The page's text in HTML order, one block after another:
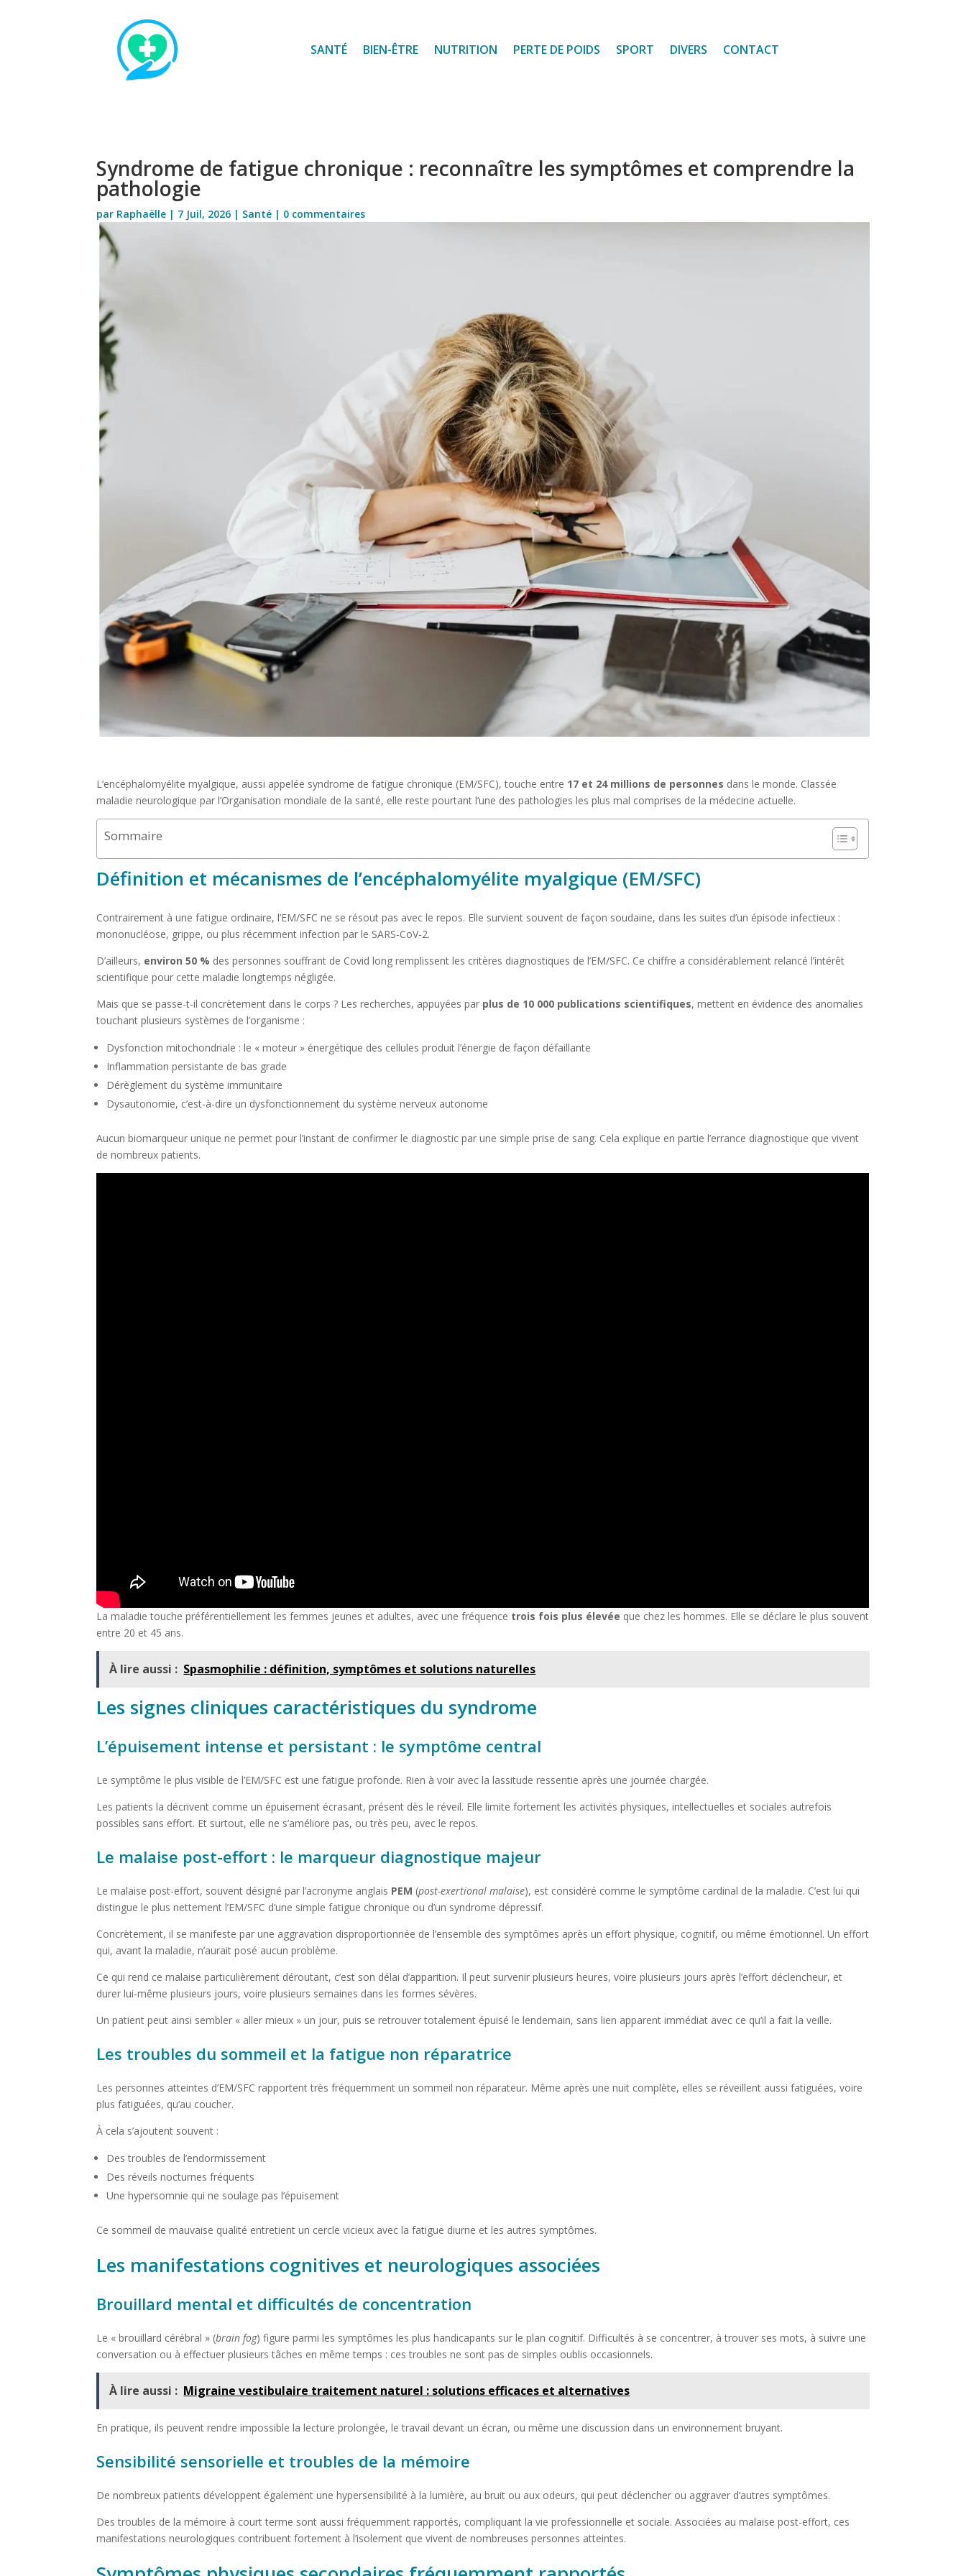
SANTÉ BIEN-ÊTRE NUTRITION PERTE DE POIDS SPORT DIVERS CONTACT
Syndrome de fatigue chronique : reconnaître les symptômes et comprendre la
pathologie
par Raphaëlle | 7 Juil, 2026 | Santé | 0 commentaires
L’encéphalomyélite myalgique, aussi appelée syndrome de fatigue chronique (EM/SFC), touche entre 17 et 24 millions de personnes dans le monde. Classée
maladie neurologique par l’Organisation mondiale de la santé, elle reste pourtant l’une des pathologies les plus mal comprises de la médecine actuelle.
Sommaire
Définition et mécanismes de l’encéphalomyélite myalgique (EM/SFC)
Contrairement à une fatigue ordinaire, l’EM/SFC ne se résout pas avec le repos. Elle survient souvent de façon soudaine, dans les suites d’un épisode infectieux :
mononucléose, grippe, ou plus récemment infection par le SARS-CoV-2.
D’ailleurs, environ 50 % des personnes souffrant de Covid long remplissent les critères diagnostiques de l’EM/SFC. Ce chiffre a considérablement relancé l’intérêt
scientifique pour cette maladie longtemps négligée.
Mais que se passe-t-il concrètement dans le corps ? Les recherches, appuyées par plus de 10 000 publications scientifiques, mettent en évidence des anomalies
touchant plusieurs systèmes de l’organisme :
Dysfonction mitochondriale : le « moteur » énergétique des cellules produit l’énergie de façon défaillante
Inflammation persistante de bas grade
Dérèglement du système immunitaire
Dysautonomie, c’est-à-dire un dysfonctionnement du système nerveux autonome
Aucun biomarqueur unique ne permet pour l’instant de confirmer le diagnostic par une simple prise de sang. Cela explique en partie l’errance diagnostique que vivent
de nombreux patients.
La maladie touche préférentiellement les femmes jeunes et adultes, avec une fréquence trois fois plus élevée que chez les hommes. Elle se déclare le plus souvent
entre 20 et 45 ans.
À lire aussi : Spasmophilie : définition, symptômes et solutions naturelles
Les signes cliniques caractéristiques du syndrome
L’épuisement intense et persistant : le symptôme central
Le symptôme le plus visible de l’EM/SFC est une fatigue profonde. Rien à voir avec la lassitude ressentie après une journée chargée.
Les patients la décrivent comme un épuisement écrasant, présent dès le réveil. Elle limite fortement les activités physiques, intellectuelles et sociales autrefois
possibles sans effort. Et surtout, elle ne s’améliore pas, ou très peu, avec le repos.
Le malaise post-effort : le marqueur diagnostique majeur
Le malaise post-effort, souvent désigné par l’acronyme anglais PEM (post-exertional malaise), est considéré comme le symptôme cardinal de la maladie. C’est lui qui
distingue le plus nettement l’EM/SFC d’une simple fatigue chronique ou d’un syndrome dépressif.
Concrètement, il se manifeste par une aggravation disproportionnée de l’ensemble des symptômes après un effort physique, cognitif, ou même émotionnel. Un effort
qui, avant la maladie, n’aurait posé aucun problème.
Ce qui rend ce malaise particulièrement déroutant, c’est son délai d’apparition. Il peut survenir plusieurs heures, voire plusieurs jours après l’effort déclencheur, et
durer lui-même plusieurs jours, voire plusieurs semaines dans les formes sévères.
Un patient peut ainsi sembler « aller mieux » un jour, puis se retrouver totalement épuisé le lendemain, sans lien apparent immédiat avec ce qu’il a fait la veille.
Les troubles du sommeil et la fatigue non réparatrice
Les personnes atteintes d’EM/SFC rapportent très fréquemment un sommeil non réparateur. Même après une nuit complète, elles se réveillent aussi fatiguées, voire
plus fatiguées, qu’au coucher.
À cela s’ajoutent souvent :
Des troubles de l’endormissement
Des réveils nocturnes fréquents
Une hypersomnie qui ne soulage pas l’épuisement
Ce sommeil de mauvaise qualité entretient un cercle vicieux avec la fatigue diurne et les autres symptômes.
Les manifestations cognitives et neurologiques associées
Brouillard mental et difficultés de concentration
Le « brouillard cérébral » (brain fog) figure parmi les symptômes les plus handicapants sur le plan cognitif. Difficultés à se concentrer, à trouver ses mots, à suivre une
conversation ou à effectuer plusieurs tâches en même temps : ces troubles ne sont pas de simples oublis occasionnels.
À lire aussi : Migraine vestibulaire traitement naturel : solutions efficaces et alternatives
En pratique, ils peuvent rendre impossible la lecture prolongée, le travail devant un écran, ou même une discussion dans un environnement bruyant.
Sensibilité sensorielle et troubles de la mémoire
De nombreux patients développent également une hypersensibilité à la lumière, au bruit ou aux odeurs, qui peut déclencher ou aggraver d’autres symptômes.
Des troubles de la mémoire à court terme sont aussi fréquemment rapportés, compliquant la vie professionnelle et sociale. Associées au malaise post-effort, ces
manifestations neurologiques contribuent fortement à l’isolement que vivent de nombreuses personnes atteintes.